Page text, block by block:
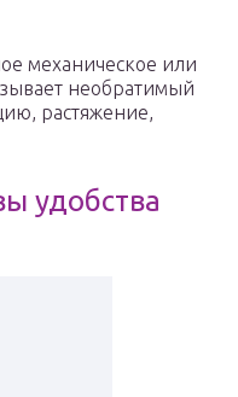
механическое или
необратимый
растяжение,
удобства